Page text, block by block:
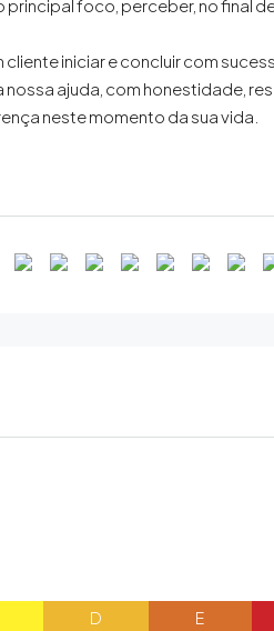
foco, perceber, no final
iniciar e concluir com
ajuda, com honestidade,
neste momento da sua vida.
D E